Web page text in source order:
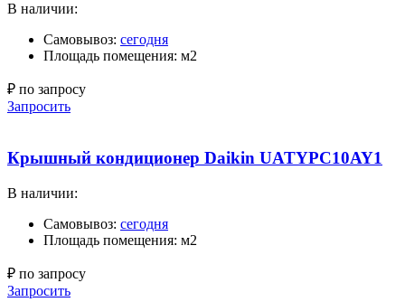
В наличии:
Самовывоз: сегодня
Площадь помещения: м2
₽ по запросу
Запросить
Крышный кондиционер Daikin UATYPC10AY1
В наличии:
Самовывоз: сегодня
Площадь помещения: м2
₽ по запросу
Запросить